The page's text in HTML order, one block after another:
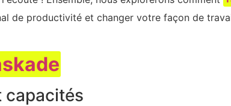
de productivité et changer votre façon de
capacités